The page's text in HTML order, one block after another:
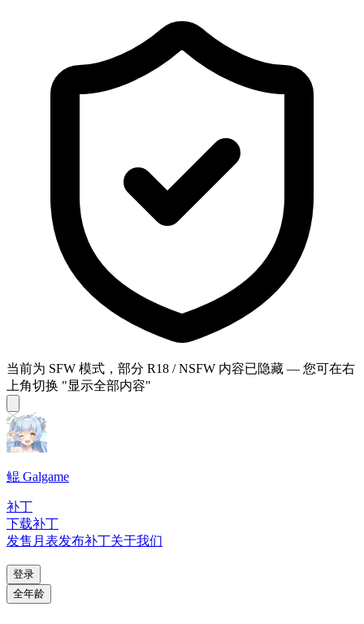
当前为 SFW 模式，部分 R18 / NSFW 内容已隐藏 — 您可在右
上角切换 "显示全部内容"
鲲 Galgame
补丁
下载补丁
发售月表发布补丁关于我们
登录
全年龄